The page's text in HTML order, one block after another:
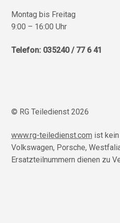
Montag bis Freitag
9:00 – 16:00 Uhr
Telefon: 035240 / 77 6 41
© RG Teiledienst 2026
www.rg-teiledienst.com ist
Volkswagen, Porsche,
Ersatzteilnummern dienen zu